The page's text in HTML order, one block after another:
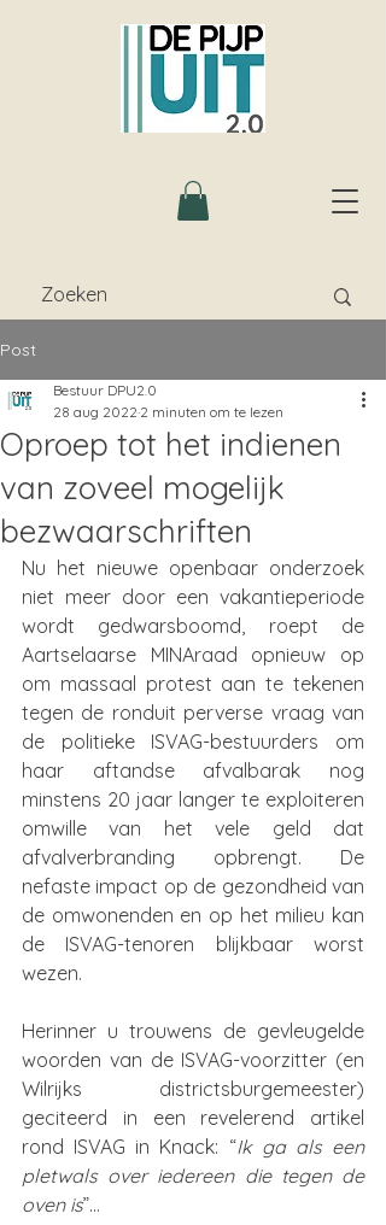
Post
Oproep tot het indienen
van zoveel mogelijk
bezwaarschriften
Bestuur DPU2.0
28 aug 2022 2 minuten om te lezen
Nu het nieuwe openbaar onderzoek
niet meer door een vakantieperiode
wordt gedwarsboomd, roept de
Aartselaarse MINAraad opnieuw op
om massaal protest aan te tekenen
tegen de ronduit perverse vraag van
de politieke ISVAG-bestuurders om
haar aftandse afvalbarak nog
minstens 20 jaar langer te exploiteren
omwille van het vele geld dat
afvalverbranding opbrengt. De
nefaste impact op de gezondheid van
de omwonenden en op het milieu kan
de ISVAG-tenoren blijkbaar worst
wezen.
Herinner u trouwens de gevleugelde
woorden van de ISVAG-voorzitter (en
Wilrijks districtsburgemeester)
geciteerd in een revelerend artikel
rond ISVAG in Knack: “Ik ga als een
pletwals over iedereen die tegen de
oven is”…